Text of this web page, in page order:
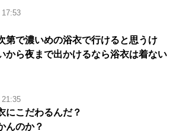
17:53
第で濃いめの浴衣で行けると思うけ
から夜まで出かけるなら浴衣は着ない
21:35
にこだわるんだ？
んのか？